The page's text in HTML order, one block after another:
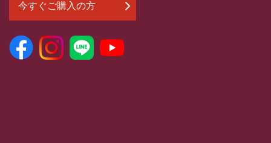
今すぐご購入の方